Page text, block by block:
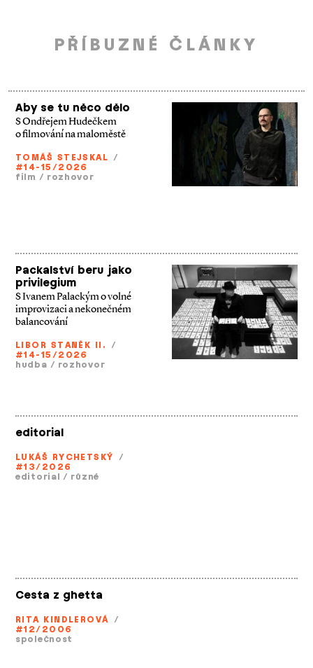
PŘÍBUZNÉ ČLÁNKY
Aby se tu něco dělo
S Ondřejem Hudečkem
o filmování na maloměstě
TOMÁŠ STEJSKAL /
#14-15/2026
film / rozhovor
Packalství beru jako
privilegium
S Ivanem Palackým o volné
improvizaci a nekonečném
balancování
LIBOR STANĚK II. /
#14-15/2026
hudba / rozhovor
editorial
LUKÁŠ RYCHETSKÝ /
#13/2026
editorial / různé
Cesta z ghetta
RITA KINDLEROVÁ /
#12/2006
společnost